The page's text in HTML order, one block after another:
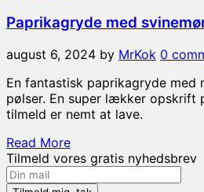
Paprikagryde med
august 6, 2024 by MrKok 0
En fantastisk paprikagryde med
pølser. En super lækker opskrift
tilmeld er nemt at lave.
Read More
Tilmeld vores gratis nyhedsbrev